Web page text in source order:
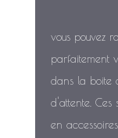
vous pouvez
parfaitement
dans la boite
d'attente. Ces
en